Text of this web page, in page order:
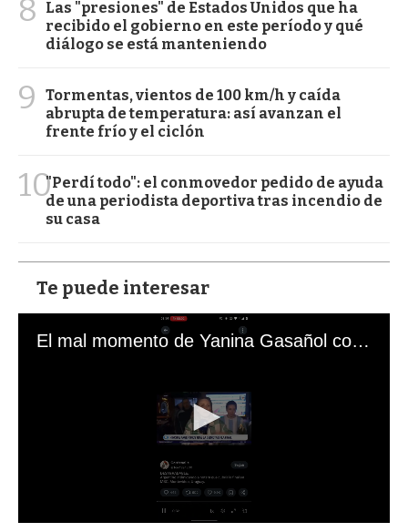
8
Las "presiones" de Estados Unidos que ha
recibido el gobierno en este período y qué
diálogo se está manteniendo
9
Tormentas, vientos de 100 km/h y caída
abrupta de temperatura: así avanzan el
frente frío y el ciclón
10"Perdí todo": el conmovedor pedido de ayuda
de una periodista deportiva tras incendio de
su casa
Te puede interesar
El mal momento de Yanina Gasañol con un hincha argentino en "Subrayado"